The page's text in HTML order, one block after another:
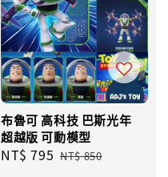
布魯可 高科技 巴斯光年
超越版 可動模型
Sale
NT$ 795 Regular
NT$ 850